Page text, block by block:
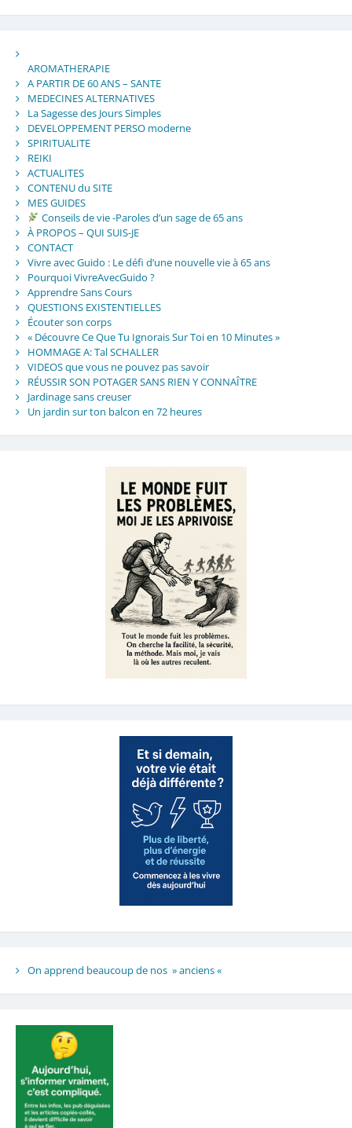
AROMATHERAPIE
A PARTIR DE 60 ANS – SANTE
MEDECINES ALTERNATIVES
La Sagesse des Jours Simples
DEVELOPPEMENT PERSO moderne
SPIRITUALITE
REIKI
ACTUALITES
CONTENU du SITE
MES GUIDES
Conseils de vie -Paroles d’un sage de 65 ans
À PROPOS – QUI SUIS-JE
CONTACT
Vivre avec Guido : Le défi d’une nouvelle vie à 65 ans
Pourquoi VivreAvecGuido ?
Apprendre Sans Cours
QUESTIONS EXISTENTIELLES
Écouter son corps
« Découvre Ce Que Tu Ignorais Sur Toi en 10 Minutes »
HOMMAGE A: Tal SCHALLER
VIDEOS que vous ne pouvez pas savoir
RÉUSSIR SON POTAGER SANS RIEN Y CONNAÎTRE
Jardinage sans creuser
Un jardin sur ton balcon en 72 heures
On apprend beaucoup de nos » anciens «